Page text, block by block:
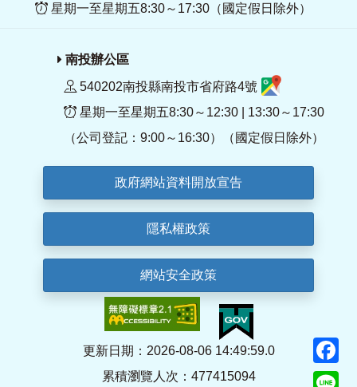
星期一至星期五8:30～17:30（國定假日除外）
南投辦公區
540202南投縣南投市省府路4號
星期一至星期五8:30～12:30 | 13:30～17:30
（公司登記：9:00～16:30）（國定假日除外）
政府網站資料開放宣告
隱私權政策
網站安全政策
更新日期：2026-08-06 14:49:59.0
累積瀏覽人次：477415094